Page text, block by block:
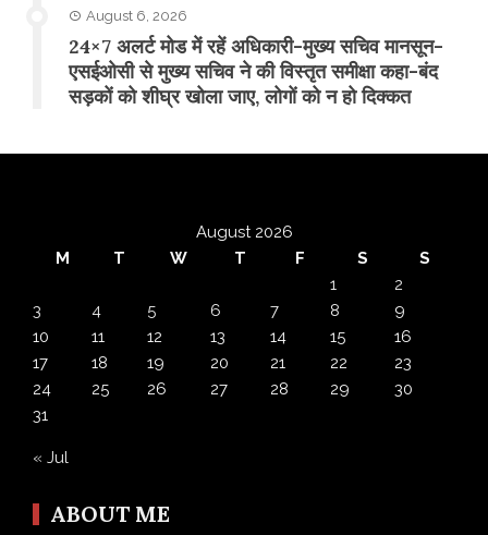
August 6, 2026
24×7 अलर्ट मोड में रहें अधिकारी-मुख्य सचिव मानसून-
एसईओसी से मुख्य सचिव ने की विस्तृत समीक्षा कहा-बंद
सड़कों को शीघ्र खोला जाए, लोगों को न हो दिक्कत
August 2026
M
T W T F S
S
1
2
3
4 5 6 7 8
9
10
11 12 13 14 15
16
17
18 19 20 21 22
23
24
25 26 27 28 29
30
31
« Jul
ABOUT ME